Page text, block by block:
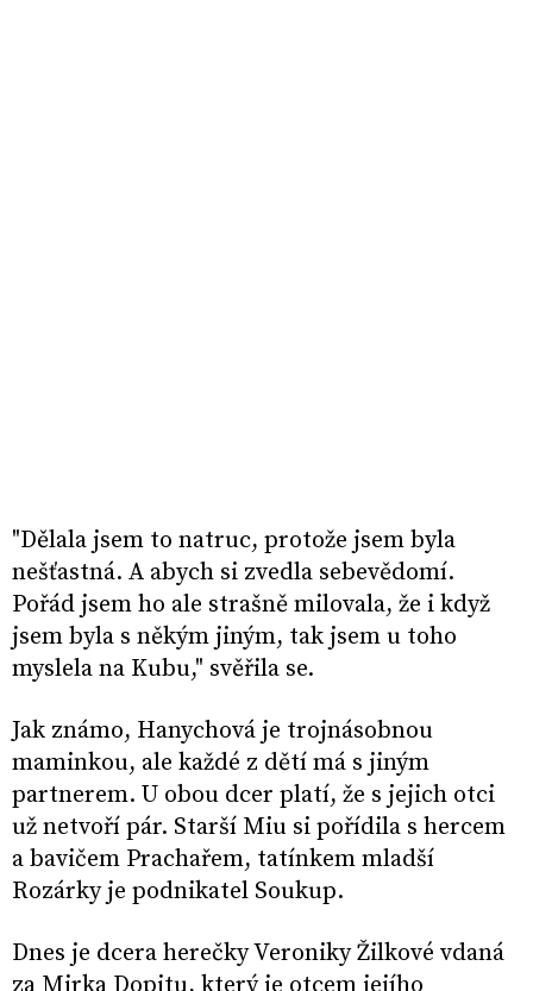
"Dělala jsem to natruc, protože jsem byla
nešťastná. A abych si zvedla sebevědomí.
Pořád jsem ho ale strašně milovala, že i když
jsem byla s někým jiným, tak jsem u toho
myslela na Kubu," svěřila se.
Jak známo, Hanychová je trojnásobnou
maminkou, ale každé z dětí má s jiným
partnerem. U obou dcer platí, že s jejich otci
už netvoří pár. Starší Miu si pořídila s hercem
a bavičem Prachařem, tatínkem mladší
Rozárky je podnikatel Soukup.
Dnes je dcera herečky Veroniky Žilkové vdaná